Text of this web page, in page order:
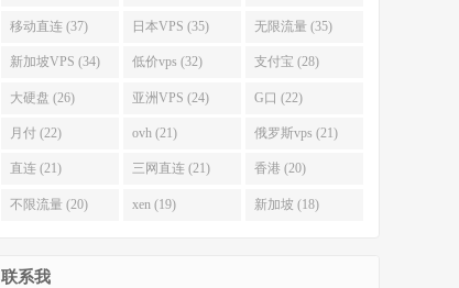
移动直连 (37) 日本VPS (35) 无限流量 (35)
新加坡VPS (34) 低价vps (32) 支付宝 (28)
大硬盘 (26) 亚洲VPS (24) G口 (22)
月付 (22) ovh (21) 俄罗斯vps (21)
直连 (21) 三网直连 (21) 香港 (20)
不限流量 (20) xen (19) 新加坡 (18)
联系我